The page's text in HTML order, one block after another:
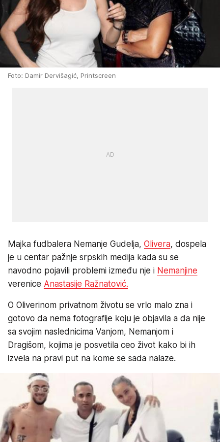
Foto: Damir Dervišagić, Printscreen
Majka fudbalera Nemanje Gudelja, Olivera, dospela
je u centar pažnje srpskih medija kada su se
navodno pojavili problemi između nje i Nemanjine
verenice Anastasije Ražnatović.
O Oliverinom privatnom životu se vrlo malo zna i
gotovo da nema fotografije koju je objavila a da nije
sa svojim naslednicima Vanjom, Nemanjom i
Dragišom, kojima je posvetila ceo život kako bi ih
izvela na pravi put na kome se sada nalaze.